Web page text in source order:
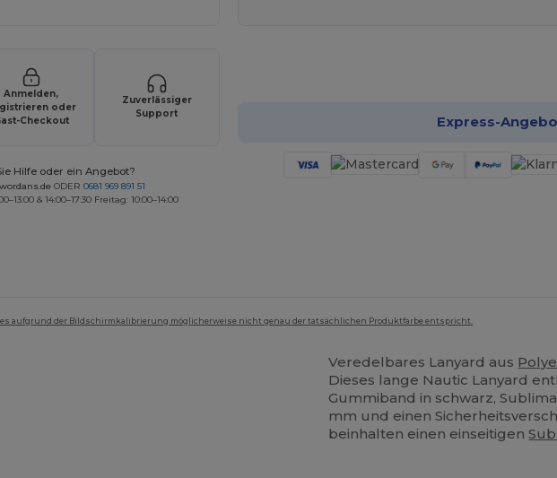
Anmelden,
oder
Checkout
Zuverlässiger
Support
Hilfe oder ein Angebot?
ODER0681 969 891 51
& 14:00–17:30 Freitag: 10:00–14:00
Express-
aufgrund der Bildschirmkalibrierung möglicherweise nicht genau der tatsächlichen Produktfarbe entspricht.
Veredelbares Lanyard aus
Dieses lange Nautic Lanyard
Gummiband in schwarz,
mm und einen
beinhalten einen einseitigen